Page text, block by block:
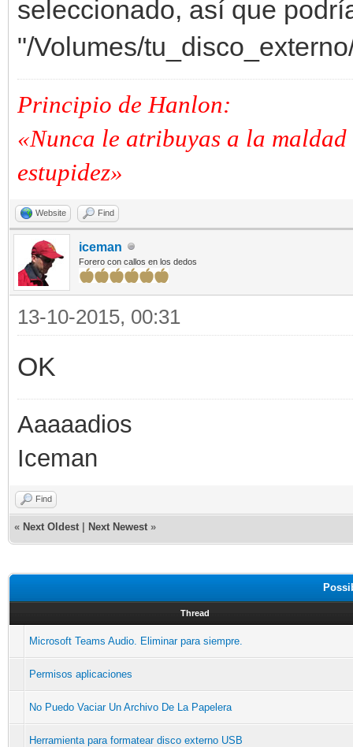
seleccionado, así que
"/Volumes/
Principio de Hanlon:
«Nunca le atribuyas a la
estupidez»
Website Find
iceman
Forero con callos en los dedos
13-10-2015, 00:31
OK
Aaaaadios
Iceman
Find
« Next Oldest Next Newest »
Thread
Microsoft Teams Audio. Eliminar para siempre.
Permisos aplicaciones
No Puedo Vaciar Un Archivo De La Papelera
Herramienta para formatear disco externo USB